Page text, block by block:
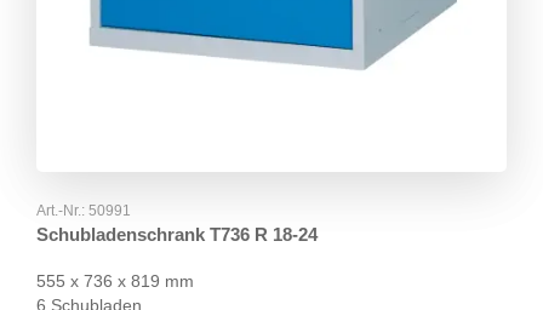
Art.-Nr.: 50991
Schubladenschrank T736 R 18-24
555 x 736 x 819 mm
6 Schubladen